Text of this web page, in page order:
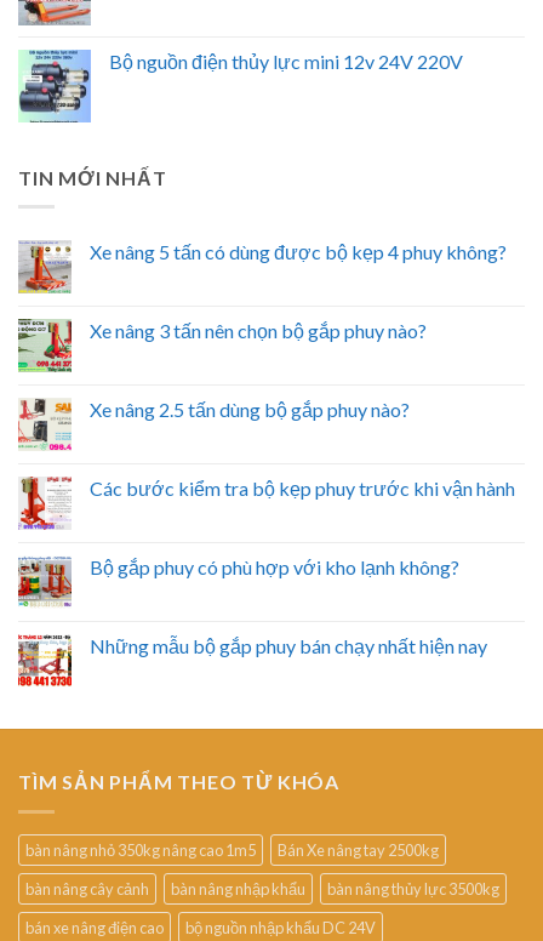
Bộ nguồn điện thủy lực mini 12v 24V 220V
TIN MỚI NHẤT
Xe nâng 5 tấn có dùng được bộ kẹp 4 phuy không?
Xe nâng 3 tấn nên chọn bộ gắp phuy nào?
Xe nâng 2.5 tấn dùng bộ gắp phuy nào?
Các bước kiểm tra bộ kẹp phuy trước khi vận hành
Bộ gắp phuy có phù hợp với kho lạnh không?
Những mẫu bộ gắp phuy bán chạy nhất hiện nay
TÌM SẢN PHẨM THEO TỪ KHÓA
bàn nâng nhỏ 350kg nâng cao 1m5
Bán Xe nâng tay 2500kg
bàn nâng cây cảnh
bàn nâng nhập khẩu
bàn nâng thủy lực 3500kg
bán xe nâng điện cao
bộ nguồn nhập khẩu DC 24V